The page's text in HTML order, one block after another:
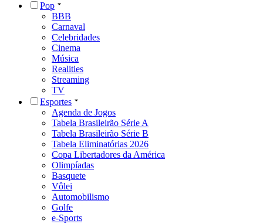
Pop
BBB
Carnaval
Celebridades
Cinema
Música
Realities
Streaming
TV
Esportes
Agenda de Jogos
Tabela Brasileirão Série A
Tabela Brasileirão Série B
Tabela Eliminatórias 2026
Copa Libertadores da América
Olimpíadas
Basquete
Vôlei
Automobilismo
Golfe
e-Sports